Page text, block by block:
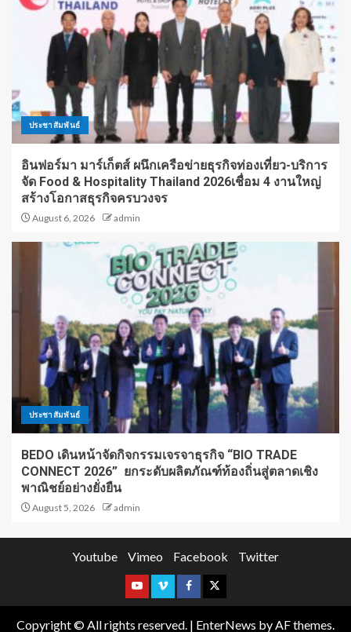
ประชาสัมพันธ์
อินฟอร์มา มาร์เก็ตส์ ผนึกเครือข่ายธุรกิจท่องเที่ยว-บริการ
จัด Food & Hospitality Thailand 2026เชื่อม 4 งานใหญ่
สร้างโอกาสธุรกิจครบวงจร
August 6, 2026 admin
ประชาสัมพันธ์
BEDO เดินหน้าจัดกิจกรรมเจรจาธุรกิจ “BIO TRADE
CONNECT 2026” ยกระดับผลิตภัณฑ์ท้องถิ่นสู่ตลาดเชิง
พาณิชย์อย่างยั่งยืน
August 5, 2026 admin
Youtube Vimeo Facebook Twitter
Copyright © All rights reserved. | EnterNews by AF themes.